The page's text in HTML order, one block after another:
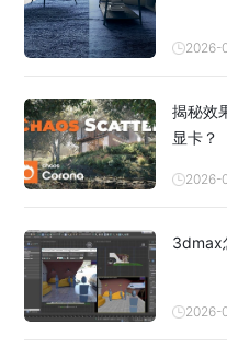
2026-
揭秘效
显卡？
2026-
3dmax
2026-